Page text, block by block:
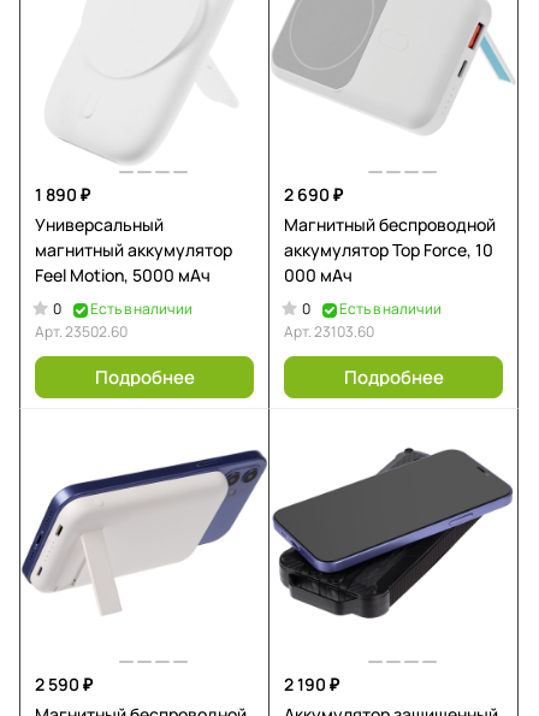
1 890 ₽
Универсальный
магнитный аккумулятор
Feel Motion, 5000 мАч
0
Есть в наличии
Арт.23502.60
Подробнее
2 690 ₽
Магнитный беспроводной
аккумулятор Top Force, 10
000 мАч
0
Есть в наличии
Арт.23103.60
Подробнее
2 590 ₽
2 190 ₽